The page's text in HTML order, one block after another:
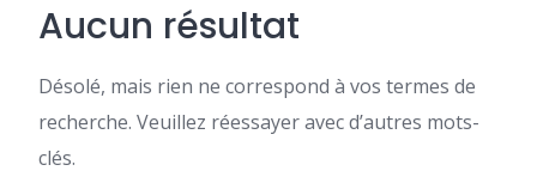
Aucun résultat
Désolé, mais rien ne correspond à vos termes de
recherche. Veuillez réessayer avec d’autres mots-
clés.